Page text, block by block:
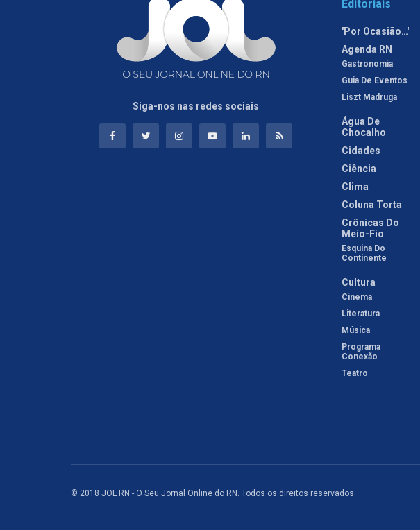
Siga-nos nas redes sociais
Editoriais
'Por Ocasião…'
Agenda RN
Gastronomia
Guia De Eventos
Liszt Madruga
Água De
Chocalho
Cidades
Ciência
Clima
Coluna Torta
Crônicas Do
Meio-Fio
Esquina Do
Continente
Cultura
Cinema
Literatura
Música
Programa
Conexão
Teatro
© 2018 JOL RN - O Seu Jornal Online do RN. Todos os direitos reservados.